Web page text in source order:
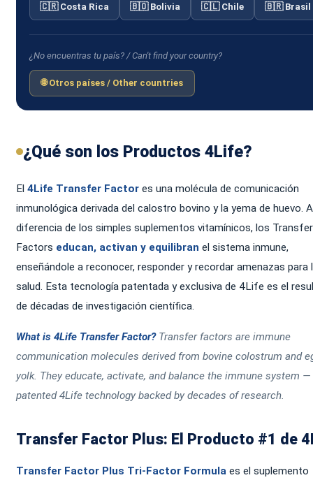
🇨🇷 Costa Rica 🇧🇴 Bolivia 🇨🇱 Chile 🇧🇷 Brasil
¿No encuentras tu país? / Can't find your country?
🌐 Otros países / Other countries
¿Qué son los Productos 4Life?
El 4Life Transfer Factor es una molécula de comunicación
inmunológica derivada del calostro bovino y la yema de huevo. A
diferencia de los simples suplementos vitamínicos, los Transfer
Factors educan, activan y equilibran el sistema inmune,
enseñándole a reconocer, responder y recordar amenazas para
salud. Esta tecnología patentada y exclusiva de 4Life es el
de décadas de investigación científica.
What is 4Life Transfer Factor?Transfer factors are immune
communication molecules derived from bovine colostrum and
yolk. They educate, activate, and balance the immune system —
patented 4Life technology backed by decades of research.
Transfer Factor Plus: El Producto #1 de
Transfer Factor Plus Tri-Factor Formula es el suplemento